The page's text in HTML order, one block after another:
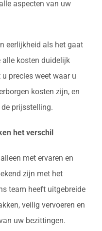
aspecten van uw
eerlijkheid als het gaat
kosten duidelijk
precies weet waar u
kosten zijn, en
prijsstelling.
het verschil
met ervaren en
zijn met het
team heeft uitgebreide
veilig vervoeren en
uw bezittingen.